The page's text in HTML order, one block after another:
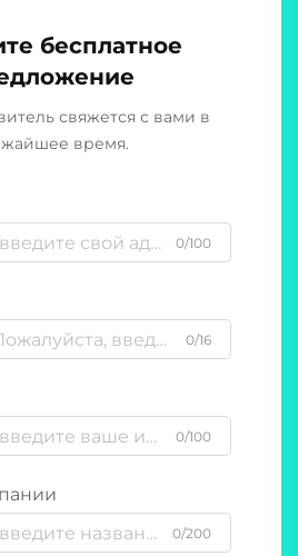
бесплатное
свяжется с вами в
время.
0/100
0/16
0/100
0/200